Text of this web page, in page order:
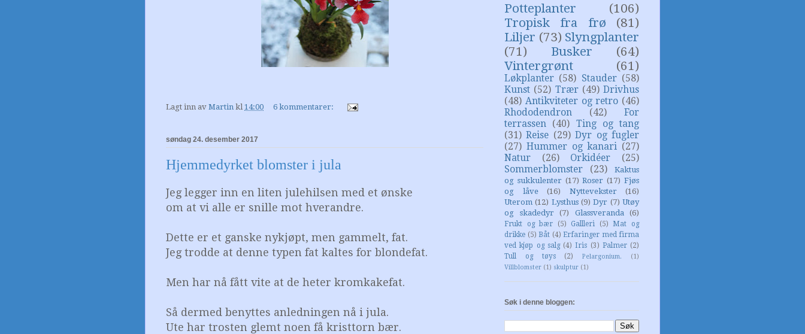
Lagt inn av Martin kl14:00 6 kommentarer:
søndag 24. desember 2017
Hjemmedyrket blomster i jula
Jeg legger inn en liten julehilsen med et ønske
om at vi alle er snille mot hverandre.
Dette er et ganske nykjøpt, men gammelt, fat.
Jeg trodde at denne typen fat kaltes for blondefat.
Men har nå fått vite at de heter kromkakefat.
Så dermed benyttes anledningen nå i jula.
Ute har trosten glemt noen få kristtorn bær.
Potteplanter
(106)
Tropisk fra frø
(81)
Liljer (73) Slyngplanter
(71)
Busker
(64)
Vintergrønt
(61)
Løkplanter (58) Stauder (58)
Kunst (52) Trær (49) Drivhus
(48) Antikviteter og retro (46)
Rhododendron
(42)
For
terrassen
(40) Ting og tang
(31) Reise (29) Dyr og fugler
(27) Hummer og kanari (27)
Natur
(26) Orkidéer
(25)
Sommerblomster
(23)
Kaktus
og sukkulenter (17) Roser (17) Fjøs
og låve
(16) Nyttevekster
(16)
Uterom (12) Lysthus (9) Dyr (7) Utøy
og skadedyr
(7) Glassveranda (6)
Frukt og bær (5) Gallleri (5)
Mat og
drikke (5) Båt (4) Erfaringer med firma
ved kjøp og salg (4) Iris (3) Palmer (2)
Tull og tøys
(2) Pelargonium.
(1)
Villblomster (1) skulptur (1)
Søk i denne bloggen: